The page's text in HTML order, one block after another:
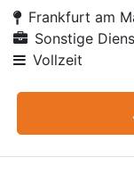
Frankfurt am
Sonstige
Vollzeit